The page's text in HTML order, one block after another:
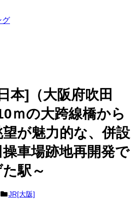
グ
本]（大阪府吹田
ｍの大跨線橋から
が魅力的な、併設
車場跡地再開発で
駅～
JR[大阪]